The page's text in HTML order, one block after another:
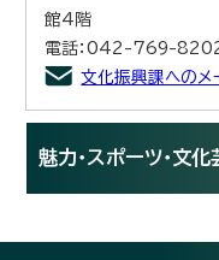
館4階
電話：042-769-
文化振興課へのメ
魅力・スポーツ・文化